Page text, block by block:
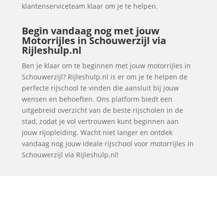
klantenserviceteam klaar om je te helpen.
Begin vandaag nog met jouw
Motorrijles in Schouwerzijl via
Rijleshulp.nl
Ben je klaar om te beginnen met jouw motorrijles in
Schouwerzijl? Rijleshulp.nl is er om je te helpen de
perfecte rijschool te vinden die aansluit bij jouw
wensen en behoeften. Ons platform biedt een
uitgebreid overzicht van de beste rijscholen in de
stad, zodat je vol vertrouwen kunt beginnen aan
jouw rijopleiding. Wacht niet langer en ontdek
vandaag nog jouw ideale rijschool voor motorrijles in
Schouwerzijl via Rijleshulp.nl!